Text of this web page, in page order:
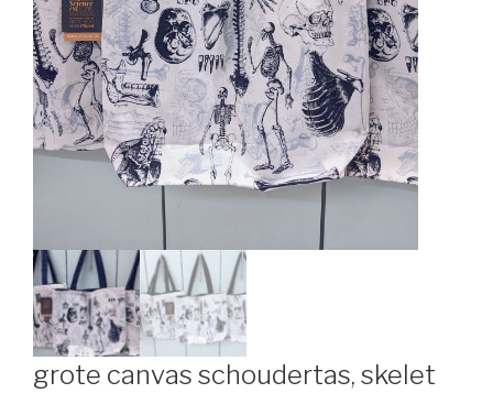
grote canvas schoudertas, skelet